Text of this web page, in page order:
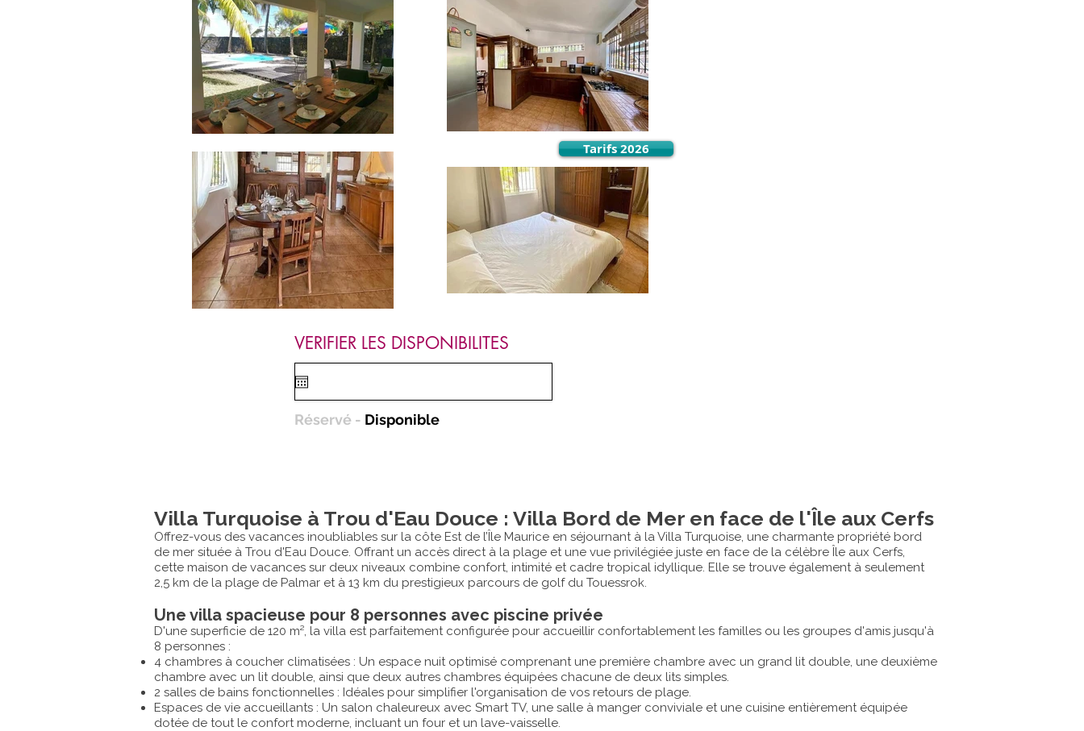
Tarifs 2026
VERIFIER LES DISPONIBILITES
Réservé - Disponible
Villa Turquoise à Trou d'Eau Douce : Villa Bord de Mer en face de l'Île aux Cerfs
Offrez-vous des vacances inoubliables sur la côte Est de l’Île Maurice en séjournant à la Villa Turquoise, une charmante propriété bord
de mer située à Trou d'Eau Douce. Offrant un accès direct à la plage et une vue privilégiée juste en face de la célèbre Île aux Cerfs,
cette maison de vacances sur deux niveaux combine confort, intimité et cadre tropical idyllique. Elle se trouve également à seulement
2,5 km de la plage de Palmar et à 13 km du prestigieux parcours de golf du Touessrok.
Une villa spacieuse pour 8 personnes avec piscine privée
D'une superficie de 120 m², la villa est parfaitement configurée pour accueillir confortablement les familles ou les groupes d'amis jusqu'à
8 personnes :
4 chambres à coucher climatisées : Un espace nuit optimisé comprenant une première chambre avec un grand lit double, une deuxième
chambre avec un lit double, ainsi que deux autres chambres équipées chacune de deux lits simples.
2 salles de bains fonctionnelles : Idéales pour simplifier l'organisation de vos retours de plage.
Espaces de vie accueillants : Un salon chaleureux avec Smart TV, une salle à manger conviviale et une cuisine entièrement équipée
dotée de tout le confort moderne, incluant un four et un lave-vaisselle.